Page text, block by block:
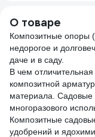
О товаре
Композитные опоры
недорогое и
даче и в саду.
В чем
композитной
материала. Садовые
многоразового
Композитные
удобрений и